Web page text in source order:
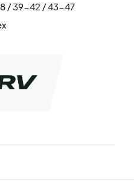
/ 39-42 / 43-47